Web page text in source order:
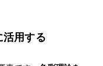
活用する